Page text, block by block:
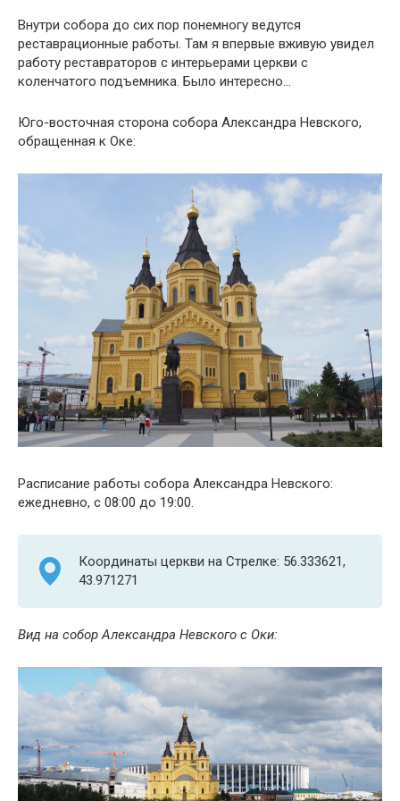
Внутри собора до сих пор понемногу ведутся
реставрационные работы. Там я впервые вживую увидел
работу реставраторов с интерьерами церкви с
коленчатого подъемника. Было интересно…
Юго-восточная сторона собора Александра Невского,
обращенная к Оке:
Расписание работы собора Александра Невского:
ежедневно, с 08:00 до 19:00.
Координаты церкви на Стрелке: 56.333621,
43.971271
Вид на собор Александра Невского с Оки: